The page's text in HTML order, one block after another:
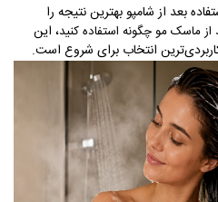
بعد از شامپو بهترین نتیجه را
از ماسک مو چگونه استفاده کنید، این
انتخاب برای شروع است.